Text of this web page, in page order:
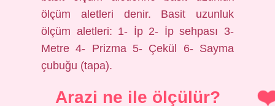
ölçüm aletleri denir. Basit uzunluk
ölçüm aletleri: 1- İp 2- İp sehpası 3-
Metre 4- Prizma 5- Çekül 6- Sayma
çubuğu (tapa).
Arazi ne ile ölçülür?